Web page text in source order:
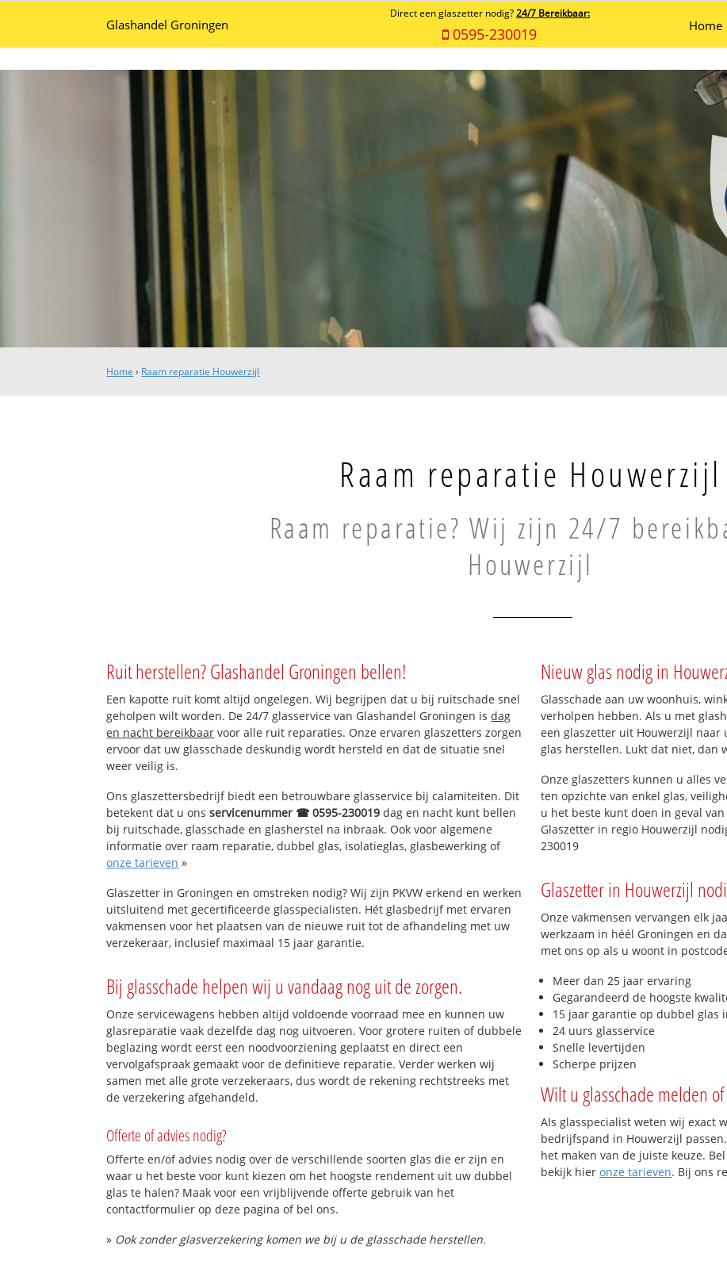
Glashandel Groningen
Direct een glaszetter nodig? 24/7 Bereikbaar:
0595-230019 Home
Home › Raam reparatie Houwerzijl
Raam reparatie Houwerzijl
Raam reparatie? Wij zijn 24/7
Houwerzijl
Ruit herstellen? Glashandel Groningen bellen!
Een kapotte ruit komt altijd ongelegen. Wij begrijpen dat u bij ruitschade snel
geholpen wilt worden. De 24/7 glasservice van Glashandel Groningen isdag
en nacht bereikbaar voor alle ruit reparaties. Onze ervaren glaszetters zorgen
ervoor dat uw glasschade deskundig wordt hersteld en dat de situatie snel
weer veilig is.
Ons glaszettersbedrijf biedt een betrouwbare glasservice bij calamiteiten. Dit
betekent dat u onsservicenummer ☎ 0595-230019 dag en nacht kunt bellen
bij ruitschade, glasschade en glasherstel na inbraak. Ook voor algemene
informatie over raam reparatie, dubbel glas, isolatieglas, glasbewerking of
onze tarieven »
Glaszetter in Groningen en omstreken nodig? Wij zijn PKVW erkend en werken
uitsluitend met gecertificeerde glasspecialisten. Hét glasbedrijf met ervaren
vakmensen voor het plaatsen van de nieuwe ruit tot de afhandeling met uw
verzekeraar, inclusief maximaal 15 jaar garantie.
Bij glasschade helpen wij u vandaag nog uit de zorgen.
Onze servicewagens hebben altijd voldoende voorraad mee en kunnen uw
glasreparatie vaak dezelfde dag nog uitvoeren. Voor grotere ruiten of dubbele
beglazing wordt eerst een noodvoorziening geplaatst en direct een
vervolgafspraak gemaakt voor de definitieve reparatie. Verder werken wij
samen met alle grote verzekeraars, dus wordt de rekening rechtstreeks met
de verzekering afgehandeld.
Offerte of advies nodig?
Offerte en/of advies nodig over de verschillende soorten glas die er zijn en
waar u het beste voor kunt kiezen om het hoogste rendement uit uw dubbel
glas te halen? Maak voor een vrijblijvende offerte gebruik van het
contactformulier op deze pagina of bel ons.
» Ook zonder glasverzekering komen we bij u de glasschade herstellen.
Nieuw glas nodig in
Glasschade aan uw woonhuis,
verholpen hebben. Als u met
een glaszetter uit Houwerzijl naar
glas herstellen. Lukt dat niet, dan
Onze glaszetters kunnen u alles
ten opzichte van enkel glas,
u het beste kunt doen in geval
Glaszetter in regio Houwerzijl
230019
Glaszetter in Houwerzijl
Onze vakmensen vervangen elk
werkzaam in héél Groningen en
met ons op als u woont in
Meer dan 25 jaar ervaring
Gegarandeerd de hoogste
15 jaar garantie op dubbel glas
24 uurs glasservice
Snelle levertijden
Scherpe prijzen
Wilt u glasschade melden
Als glasspecialist weten wij exact
bedrijfspand in Houwerzijl
het maken van de juiste keuze.
bekijk hier onze tarieven. Bij ons